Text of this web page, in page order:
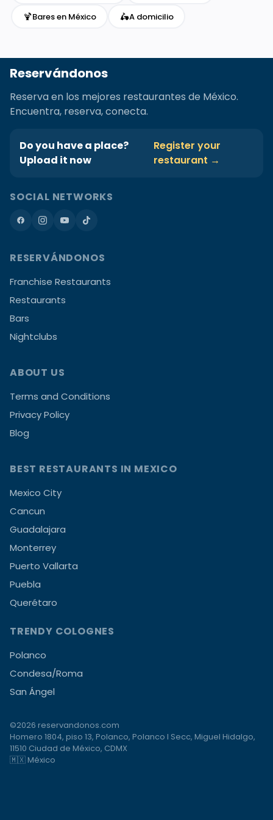
🍹Bares en México 🛵A domicilio
Reservándonos
Reserva en los mejores restaurantes de México.
Encuentra, reserva, conecta.
Do you have a place?
Upload it now
Register your
restaurant →
SOCIAL NETWORKS
RESERVÁNDONOS
Franchise Restaurants
Restaurants
Bars
Nightclubs
ABOUT US
Terms and Conditions
Privacy Policy
Blog
BEST RESTAURANTS IN MEXICO
Mexico City
Cancun
Guadalajara
Monterrey
Puerto Vallarta
Puebla
Querétaro
TRENDY COLOGNES
Polanco
Condesa/Roma
San Ángel
©2026 reservandonos.com
Homero 1804, piso 13, Polanco, Polanco I Secc, Miguel Hidalgo,
11510 Ciudad de México, CDMX
🇲🇽 México